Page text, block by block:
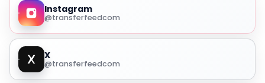
Instagram
@transferfeedcom
X
@transferfeedcom